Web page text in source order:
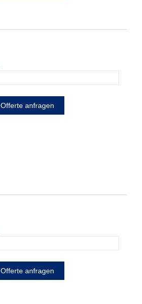
Offerte anfragen
Offerte anfragen